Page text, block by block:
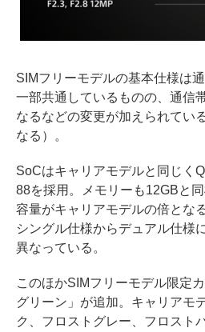
SIMフリーモデルの基本仕様は
一部共通しているものの、通信
なるなどの変更が加えられてい
なる）。
SoCはキャリアモデルと同じく
88を採用。メモリーも12GBと
容量がキャリアモデルの倍とな
シングル仕様からデュアル仕様
異なっている。
このほかSIMフリーモデル限定
グリーン」が追加。キャリアモ
ク、フロストグレー、フロスト